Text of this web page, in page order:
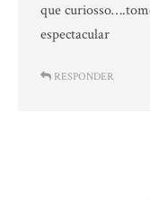
que
espectacular
RESPONDER